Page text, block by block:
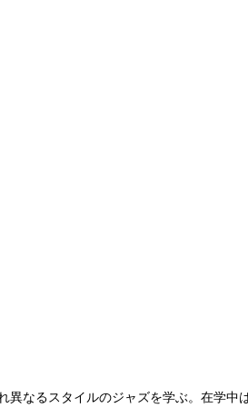
なるスタイルのジャズを学ぶ。在学